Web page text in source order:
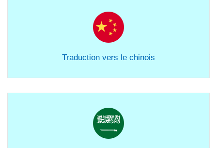
Traduction vers le chinois